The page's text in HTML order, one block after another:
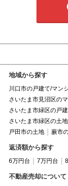
地域から探す
川口市の戸建て/マン
さいたま市見沼区の
さいたま市緑区の戸
さいたま市緑区の土地
戸田市の土地
蕨市
返済額から探す
6万円台 7万円台
不動産売却について